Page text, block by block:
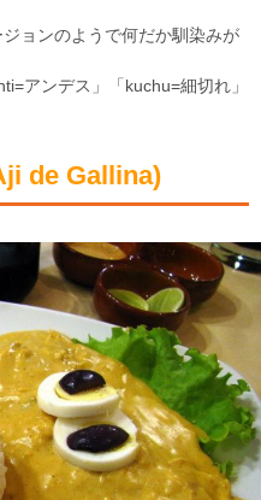
ョンのようで何だか馴染みが
アンデス」「kuchu=細切れ」
de Gallina)